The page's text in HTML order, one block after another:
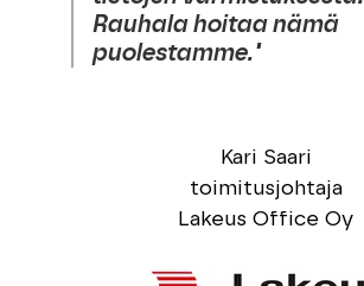
Rauhala hoitaa nämä
puolestamme."
Kari Saari
toimitusjohtaja
Lakeus Office Oy